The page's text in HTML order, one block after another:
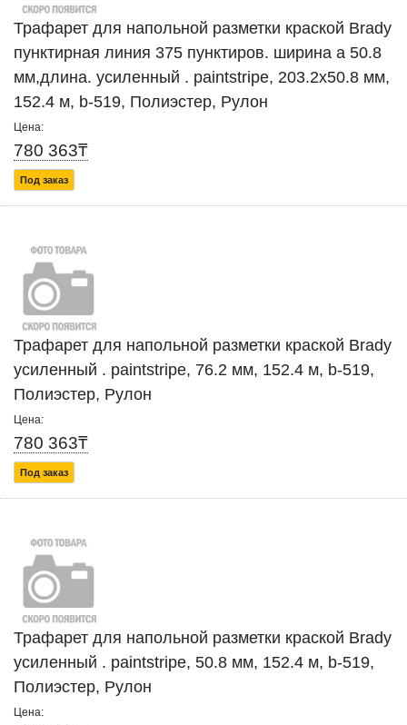
Трафарет для напольной разметки краской Brady
пунктирная линия 375 пунктиров. ширина а 50.8
мм,длина. усиленный . paintstripe, 203.2x50.8 мм,
152.4 м, b-519, Полиэстер, Рулон
Цена:
780 363₸
Под заказ
Трафарет для напольной разметки краской Brady
усиленный . paintstripe, 76.2 мм, 152.4 м, b-519,
Полиэстер, Рулон
Цена:
780 363₸
Под заказ
Трафарет для напольной разметки краской Brady
усиленный . paintstripe, 50.8 мм, 152.4 м, b-519,
Полиэстер, Рулон
Цена: